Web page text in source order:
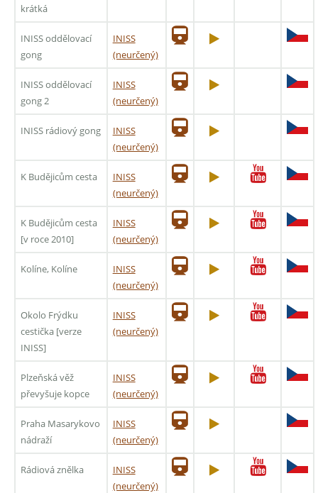
krátká
INISS oddělovací
gong
INISS
(neurčený)
INISS oddělovací
gong 2
INISS
(neurčený)
INISS rádiový gong
INISS
(neurčený)
K Budějicům cesta
INISS
(neurčený)
K Budějicům cesta
[v roce 2010]
INISS
(neurčený)
Kolíne, Kolíne
INISS
(neurčený)
Okolo Frýdku
cestička [verze
INISS]
INISS
(neurčený)
Plzeňská věž
převyšuje kopce
INISS
(neurčený)
Praha Masarykovo
nádraží
INISS
(neurčený)
Rádiová znělka
INISS
(neurčený)